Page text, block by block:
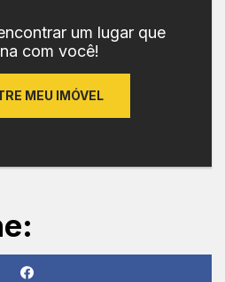
um lugar que
com você!
MEU IMÓVEL